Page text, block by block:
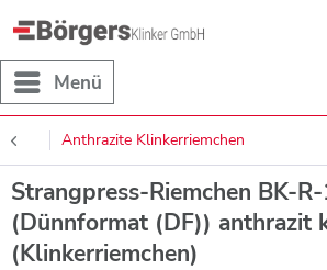
Menü
Anthrazite Klinkerriemchen
Strangpress-Riemchen BK-
(Dünnformat (DF)) anthrazit
(Klinkerriemchen)